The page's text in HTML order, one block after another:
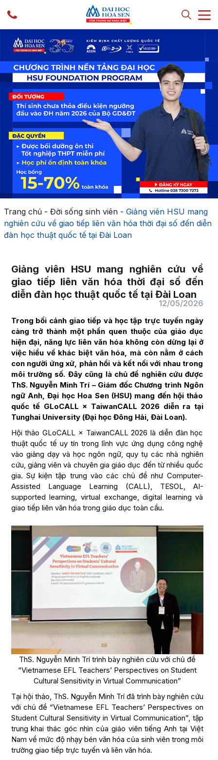
Trang chủ- Đời sống sinh viên- Giảng viên HSU mang
nghiên cứu về giao tiếp liên văn hóa thời đại số đến diễn
đàn học thuật quốc tế tại Đài Loan
Giảng viên HSU mang nghiên cứu về
giao tiếp liên văn hóa thời đại số đến
diễn đàn học thuật quốc tế tại Đài Loan
12/05/2026
Trong bối cảnh giao tiếp và học tập trực tuyến ngày
càng trở thành một phần quen thuộc của giáo dục
hiện đại, năng lực liên văn hóa không còn dừng lại ở
việc hiểu về khác biệt văn hóa, mà còn nằm ở cách
con người ứng xử, phản hồi và kết nối với nhau trong
môi trường số. Đây cũng là chủ đề nghiên cứu được
ThS. Nguyễn Minh Trí – Giám đốc Chương trình Ngôn
ngữ Anh, Đại học Hoa Sen (HSU) mang đến hội thảo
quốc tế GLoCALL × TaiwanCALL 2026 diễn ra tại
Tunghai University (Đại học Đông Hải, Đài Loan).
Hội thảo GLoCALL × TaiwanCALL 2026 là diễn đàn học
thuật quốc tế uy tín trong lĩnh vực ứng dụng công nghệ
vào giảng dạy và học ngôn ngữ, quy tụ các nhà nghiên
cứu, giảng viên và chuyên gia giáo dục đến từ nhiều quốc
gia. Sự kiện tập trung vào các chủ đề như Computer-
Assisted Language Learning (CALL), TESOL, AI-
supported learning, virtual exchange, digital learning và
giao tiếp liên văn hóa trong giáo dục toàn cầu.
ThS. Nguyễn Minh Trí trình bày nghiên cứu với chủ đề
“Vietnamese EFL Teachers’ Perspectives on Student
Cultural Sensitivity in Virtual Communication”
Tại hội thảo, ThS. Nguyễn Minh Trí đã trình bày nghiên cứu
với chủ đề “Vietnamese EFL Teachers’ Perspectives on
Student Cultural Sensitivity in Virtual Communication”, tập
trung khai thác góc nhìn của giáo viên tiếng Anh tại Việt
Nam về mức độ nhạy bén văn hóa của sinh viên trong môi
trường giao tiếp trực tuyến và liên văn hóa.